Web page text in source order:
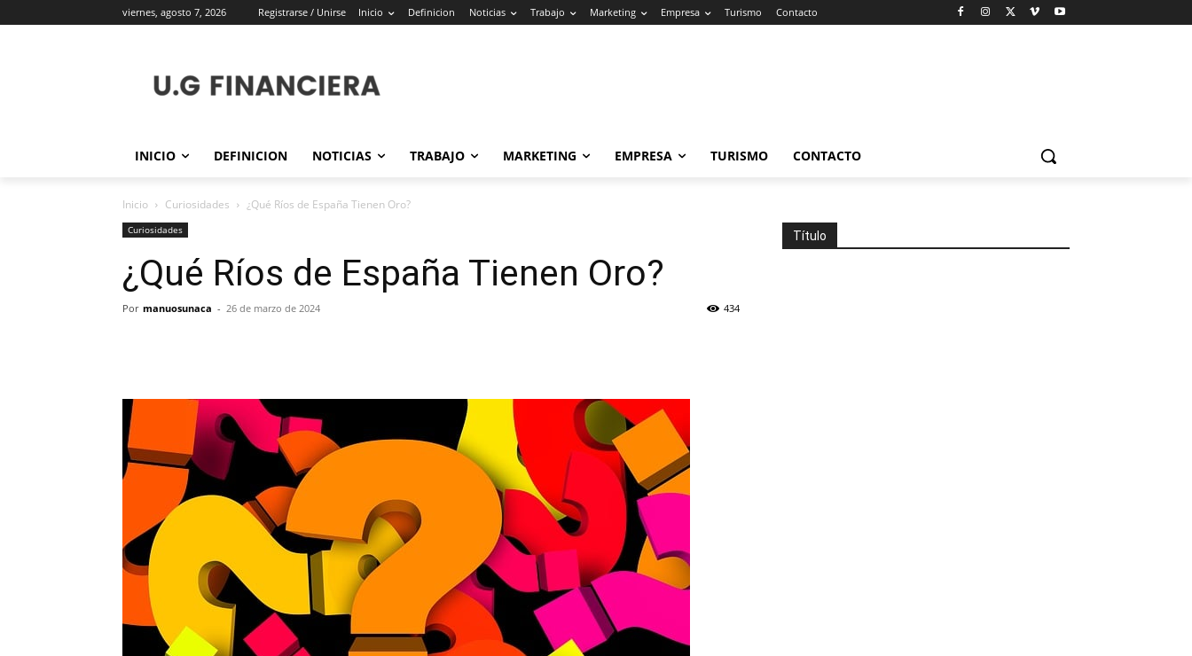
viernes, agosto 7, 2026 Registrarse / Unirse Inicio Definicion Noticias Trabajo Marketing Empresa Turismo Contacto
INICIO DEFINICION NOTICIAS TRABAJO MARKETING EMPRESA TURISMO CONTACTO
Inicio Curiosidades ¿Qué Ríos de España Tienen Oro?
Curiosidades
¿Qué Ríos de España Tienen Oro?
Por manuosunaca - 26 de marzo de 2024 434
Título